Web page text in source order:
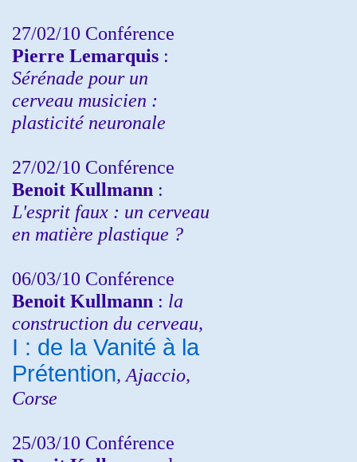
27/02/10 Conférence
Pierre Lemarquis :
Sérénade pour un
cerveau musicien :
plasticité neuronale
27/02/10 Conférence
Benoit Kullmann :
L'esprit faux : un cerveau
en matière plastique ?
06/03/10 Conférence
Benoit Kullmann : la
construction du cerveau,
I : de la Vanité à la
Prétention, Ajaccio,
Corse
25/03/10 Conférence